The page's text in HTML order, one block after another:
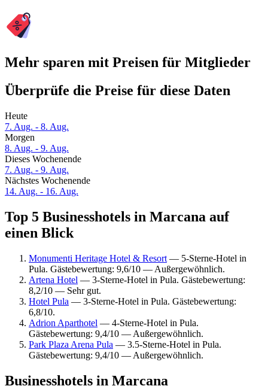
Mehr sparen mit Preisen für Mitglieder
Überprüfe die Preise für diese Daten
Heute
7. Aug. - 8. Aug.
Morgen
8. Aug. - 9. Aug.
Dieses Wochenende
7. Aug. - 9. Aug.
Nächstes Wochenende
14. Aug. - 16. Aug.
Top 5 Businesshotels in Marcana auf
einen Blick
Monumenti Heritage Hotel & Resort — 5-Sterne-Hotel in
Pula. Gästebewertung: 9,6/10 — Außergewöhnlich.
Artena Hotel — 3-Sterne-Hotel in Pula. Gästebewertung:
8,2/10 — Sehr gut.
Hotel Pula — 3-Sterne-Hotel in Pula. Gästebewertung:
6,8/10.
Adrion Aparthotel — 4-Sterne-Hotel in Pula.
Gästebewertung: 9,4/10 — Außergewöhnlich.
Park Plaza Arena Pula — 3.5-Sterne-Hotel in Pula.
Gästebewertung: 9,4/10 — Außergewöhnlich.
Businesshotels in Marcana